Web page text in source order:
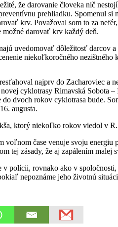
že darovanie človeka nič
prehliadku. Spomenul
krv. Považoval som to za
darovať krv každý deň.
uvedomovať dôležitosť darcov
niekoľkoročného
najprv do Zacharoviec a
cyklotrasy Rimavská
dvoch rokov cyklotrasa bude.
augusta.
ktorý niekoľko rokov viedol v
voľnom čase venuje svoju
tej zásady, že aj zapálením malej
polícii, rovnako ako v
nepoznáme jeho životnú